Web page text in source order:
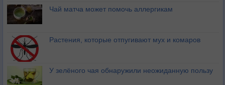
Чай матча может помочь аллергикам
Растения, которые отпугивают мух и комаров
У зелёного чая обнаружили неожиданную пользу